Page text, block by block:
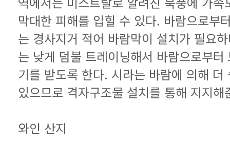
있으므로 격자구조물 설치를 통해 지지해
와인 산지